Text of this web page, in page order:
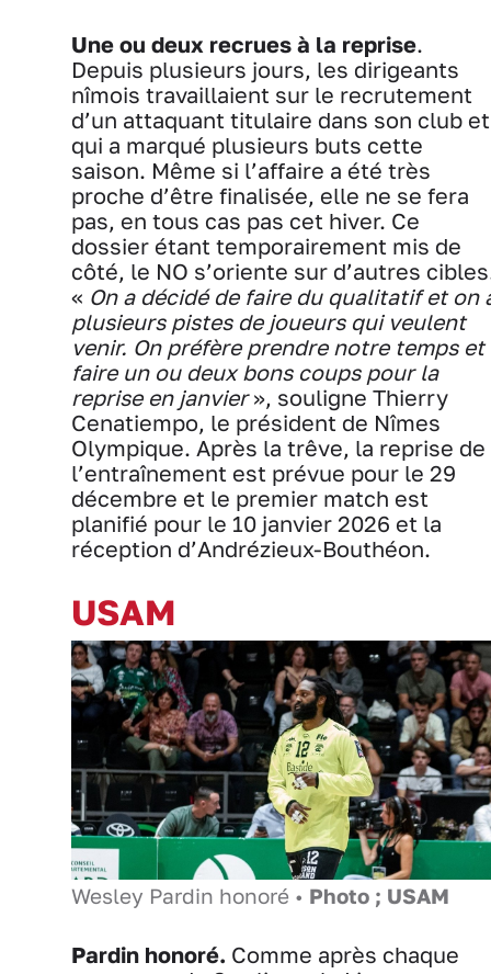
Une ou deux recrues à la reprise.
Depuis plusieurs jours, les dirigeants
nîmois travaillaient sur le recrutement
d’un attaquant titulaire dans son club et
qui a marqué plusieurs buts cette
saison. Même si l’affaire a été très
proche d’être finalisée, elle ne se fera
pas, en tous cas pas cet hiver. Ce
dossier étant temporairement mis de
côté, le NO s’oriente sur d’autres
« On a décidé de faire du qualitatif et on
plusieurs pistes de joueurs qui veulent
venir. On préfère prendre notre temps et
faire un ou deux bons coups pour la
reprise en janvier», souligne Thierry
Cenatiempo, le président de Nîmes
Olympique. Après la trêve, la reprise de
l’entraînement est prévue pour le 29
décembre et le premier match est
planifié pour le 10 janvier 2026 et la
réception d’Andrézieux-Bouthéon.
USAM
Wesley Pardin honoré • Photo ; USAM
Pardin honoré. Comme après chaque